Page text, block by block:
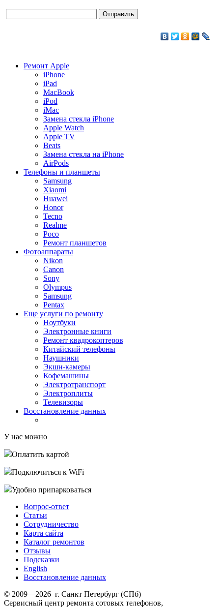
Ремонт Apple
iPhone
iPad
MacBook
iPod
iMac
Замена стекла iPhone
Apple Watch
Apple TV
Beats
Замена стекла на iPhone
AirPods
Телефоны и планшеты
Samsung
Xiaomi
Huawei
Honor
Tecno
Realme
Poco
Ремонт планшетов
Фотоаппараты
Nikon
Canon
Sony
Olympus
Samsung
Pentax
Еще услуги по ремонту
Ноутбуки
Электронные книги
Ремонт квадрокоптеров
Китайский телефоны
Наушники
Экшн-камеры
Кофемашины
Электротранспорт
Электроплиты
Телевизоры
Восстановление данных
У нас можно
Оплатить картой
Подключиться к WiFi
Удобно припарковаться
Вопрос-ответ
Статьи
Сотрудничество
Карта сайта
Каталог ремонтов
Отзывы
Подсказки
English
Восстановление данных
© 2009—2026 г. Санкт Петербург (СПб)
Сервисный центр ремонта сотовых телефонов,